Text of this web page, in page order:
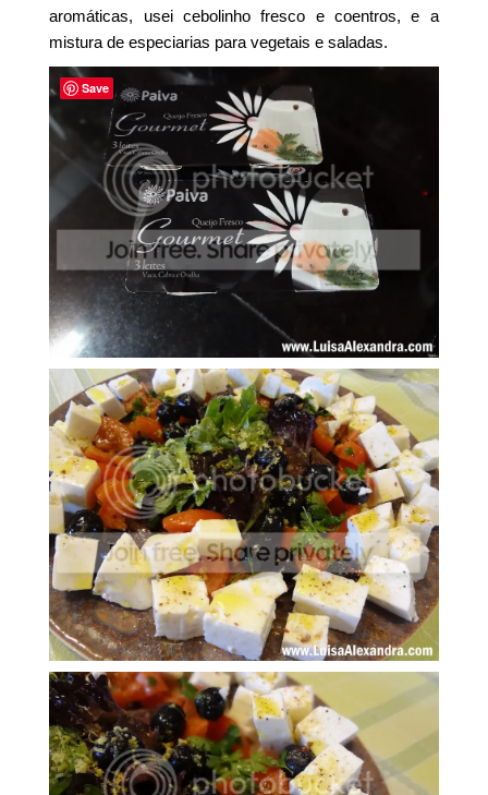
aromáticas, usei cebolinho fresco e coentros, e a
mistura de especiarias para vegetais e saladas.
Save